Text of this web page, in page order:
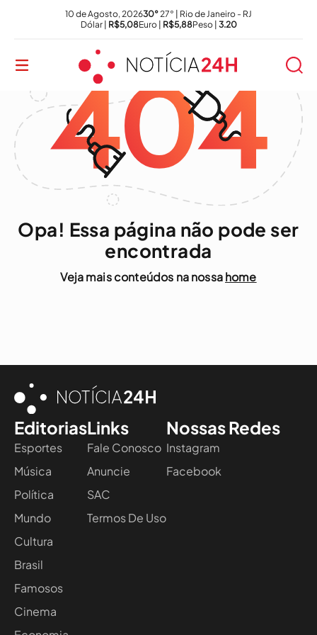
10 de Agosto, 202630°27° | Rio de Janeiro - RJ
Dólar | R$5,08Euro | R$5,88Peso | 3.20
Opa! Essa página não pode ser
encontrada
Veja mais conteúdos na nossahome
Editorias
Esportes
Música
Política
Mundo
Cultura
Brasil
Famosos
Cinema
Links
Fale Conosco
Anuncie
SAC
Termos De Uso
Nossas Redes
Instagram
Facebook